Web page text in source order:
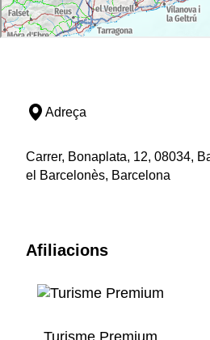
Adreça
Carrer, Bonaplata, 12, 08034,
el Barcelonès, Barcelona
Afiliacions
Turisme Premium